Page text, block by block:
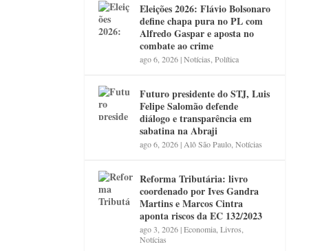
Eleições 2026: Flávio Bolsonaro
define chapa pura no PL com
Alfredo Gaspar e aposta no
combate ao crime
ago 6, 2026|Notícias ,Política
Futuro presidente do STJ, Luis
Felipe Salomão defende
diálogo e transparência em
sabatina na Abraji
ago 6, 2026| Alô São Paulo ,Notícias
Reforma Tributária: livro
coordenado por Ives Gandra
Martins e Marcos Cintra
aponta riscos da EC 132/2023
ago 3, 2026|Economia ,Livros
Notícias